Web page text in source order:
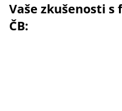
Vaše zkušenosti s
ČB: